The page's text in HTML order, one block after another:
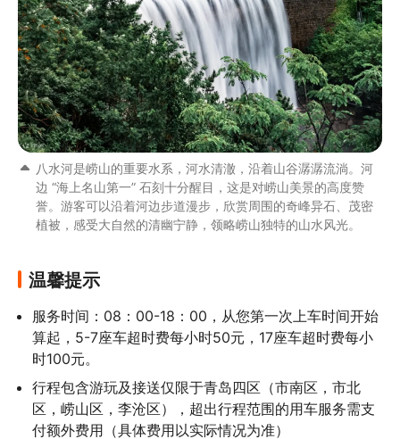
八水河是崂山的重要水系，河水清澈，沿着山谷潺潺流淌。河
边 “海上名山第一” 石刻十分醒目，这是对崂山美景的高度赞
誉。游客可以沿着河边步道漫步，欣赏周围的奇峰异石、茂密
植被，感受大自然的清幽宁静，领略崂山独特的山水风光。
温馨提示
服务时间：08：00-18：00，从您第一次上车时间开始
算起，5-7座车超时费每小时50元，17座车超时费每小
时100元。
行程包含游玩及接送仅限于青岛四区（市南区，市北
区，崂山区，李沧区），超出行程范围的用车服务需支
付额外费用（具体费用以实际情况为准）